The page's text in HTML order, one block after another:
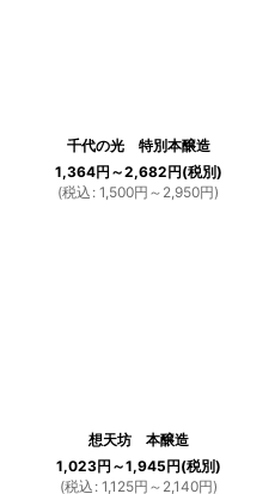
千代の光 特別本醸造
1,364円 ～2,682円(税別)
(税込 : 1,500円 ～2,950円)
想天坊 本醸造
1,023円 ～1,945円(税別)
(税込 : 1,125円 ～2,140円)